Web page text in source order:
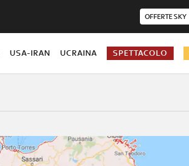
OFFERTE SKY
USA-IRAN UCRAINA SPETTACOLO